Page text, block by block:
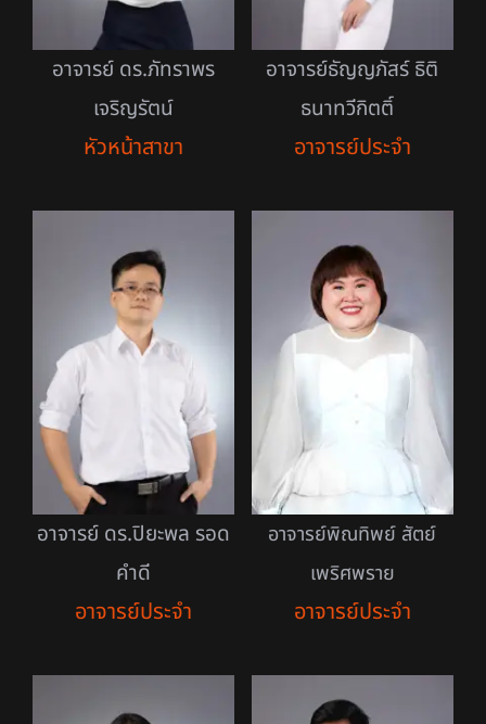
อาจารย์ ดร.ภัทราพร
เจริญรัตน์
หัวหน้าสาขา
อาจารย์ธัญญภัสร์ ธิติ
ธนาทวีกิตติ์
อาจารย์ประจำ
อาจารย์ ดร.ปิยะพล รอด
คำดี
อาจารย์ประจำ
อาจารย์พิณทิพย์ สัตย์
เพริศพราย
อาจารย์ประจำ